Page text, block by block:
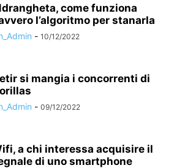
come funziona
l’algoritmo per stanarla
- 10/12/2022
si mangia i concorrenti di
- 09/12/2022
a chi interessa acquisire il
di uno smartphone